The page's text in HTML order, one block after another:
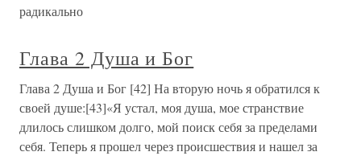
радикально
Глава 2 Душа и Бог
Глава 2 Душа и Бог [42] На вторую ночь я обратился к
своей душе:[43]«Я устал, моя душа, мое странствие
длилось слишком долго, мой поиск себя за пределами
себя. Теперь я прошел через происшествия и нашел за